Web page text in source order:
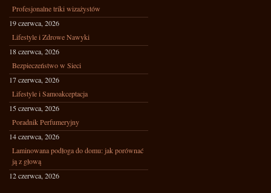
Profesjonalne triki wizażystów
19 czerwca, 2026
Lifestyle i Zdrowe Nawyki
18 czerwca, 2026
Bezpieczeństwo w Sieci
17 czerwca, 2026
Lifestyle i Samoakceptacja
15 czerwca, 2026
Poradnik Perfumeryjny
14 czerwca, 2026
Laminowana podłoga do domu: jak porównać
ją z głową
12 czerwca, 2026